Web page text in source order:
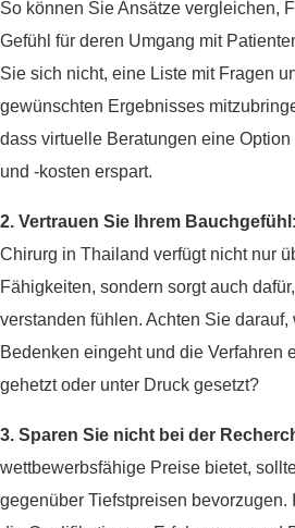
So können Sie Ansätze vergleichen,
Gefühl für deren Umgang mit
Sie sich nicht, eine Liste mit Fragen
gewünschten Ergebnisses
dass virtuelle Beratungen eine
und -kosten erspart.
2. Vertrauen Sie Ihrem Bauchgefühl:
Chirurg in Thailand verfügt nicht nur
Fähigkeiten, sondern sorgt auch
verstanden fühlen. Achten Sie
Bedenken eingeht und die Verfahren
gehetzt oder unter Druck gesetzt?
3. Sparen Sie nicht bei der
wettbewerbsfähige Preise bietet,
gegenüber Tiefstpreisen bevorzugen.